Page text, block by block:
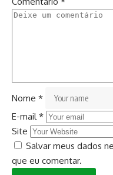
Nome *
E-mail*
Site
Salvar meus dados
que eu comentar.